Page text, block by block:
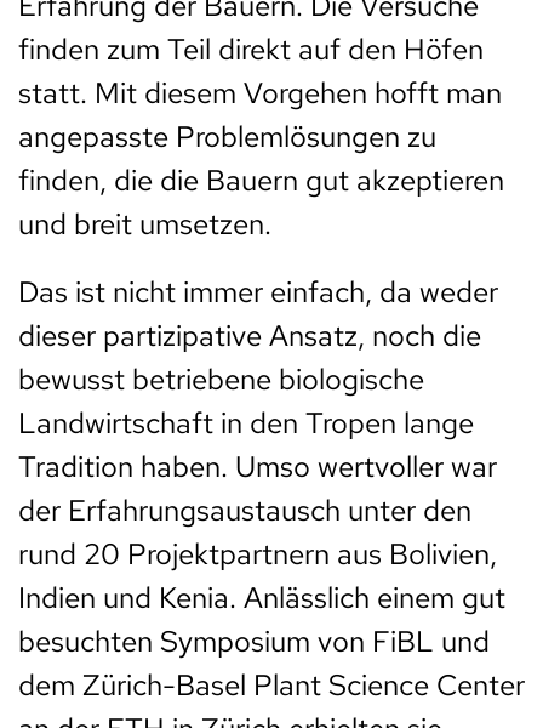
finden zum Teil direkt auf den Höfen
statt. Mit diesem Vorgehen hofft man
angepasste Problemlösungen zu
finden, die die Bauern gut akzeptieren
und breit umsetzen.
Das ist nicht immer einfach, da weder
dieser partizipative Ansatz, noch die
bewusst betriebene biologische
Landwirtschaft in den Tropen lange
Tradition haben. Umso wertvoller war
der Erfahrungsaustausch unter den
rund 20 Projektpartnern aus Bolivien,
Indien und Kenia. Anlässlich einem gut
besuchten Symposium von FiBL und
dem Zürich-Basel Plant Science Center